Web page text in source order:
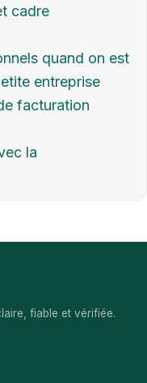
cadre
quand on est
entreprise
facturation
la
fiable et vérifiée.